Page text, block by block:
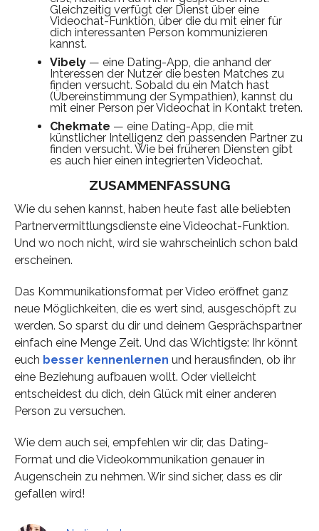
Gleichzeitig verfügt der Dienst über eine
Videochat-Funktion, über die du mit einer für
dich interessanten Person kommunizieren
kannst.
Vibely— eine Dating-App, die anhand der
Interessen der Nutzer die besten Matches zu
finden versucht. Sobald du ein Match hast
(Übereinstimmung der Sympathien), kannst du
mit einer Person per Videochat in Kontakt treten.
Chekmate — eine Dating-App, die mit
künstlicher Intelligenz den passenden Partner zu
finden versucht. Wie bei früheren Diensten gibt
es auch hier einen integrierten Videochat.
ZUSAMMENFASSUNG
Wie du sehen kannst, haben heute fast alle beliebten
Partnervermittlungsdienste eine Videochat-Funktion.
Und wo noch nicht, wird sie wahrscheinlich schon bald
erscheinen.
Das Kommunikationsformat per Video eröffnet ganz
neue Möglichkeiten, die es wert sind, ausgeschöpft zu
werden. So sparst du dir und deinem Gesprächspartner
einfach eine Menge Zeit. Und das Wichtigste: Ihr könnt
euch besser kennenlernen und herausfinden, ob ihr
eine Beziehung aufbauen wollt. Oder vielleicht
entscheidest du dich, dein Glück mit einer anderen
Person zu versuchen.
Wie dem auch sei, empfehlen wir dir, das Dating-
Format und die Videokommunikation genauer in
Augenschein zu nehmen. Wir sind sicher, dass es dir
gefallen wird!